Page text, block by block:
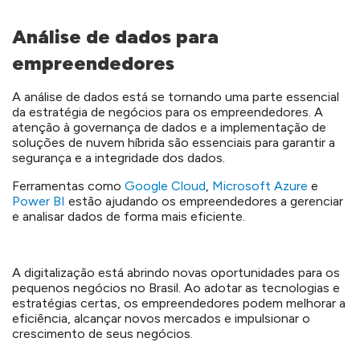
Análise de dados para
empreendedores
A análise de dados está se tornando uma parte essencial
da estratégia de negócios para os empreendedores. A
atenção à governança de dados e a implementação de
soluções de nuvem híbrida são essenciais para garantir a
segurança e a integridade dos dados.
Ferramentas como Google Cloud Microsoft Azure e
Power BI estão ajudando os empreendedores a gerenciar
e analisar dados de forma mais eficiente.
A digitalização está abrindo novas oportunidades para os
pequenos negócios no Brasil. Ao adotar as tecnologias e
estratégias certas, os empreendedores podem melhorar a
eficiência, alcançar novos mercados e impulsionar o
crescimento de seus negócios.